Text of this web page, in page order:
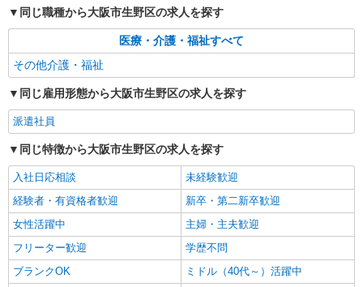
同じ職種から大阪市生野区の求人を探す
医療・介護・福祉すべて
その他介護・福祉
同じ雇用形態から大阪市生野区の求人を探す
派遣社員
同じ特徴から大阪市生野区の求人を探す
入社日応相談
未経験歓迎
経験者・有資格者歓迎
新卒・第二新卒歓迎
女性活躍中
主婦・主夫歓迎
フリーター歓迎
学歴不問
ブランクOK
ミドル（40代～）活躍中